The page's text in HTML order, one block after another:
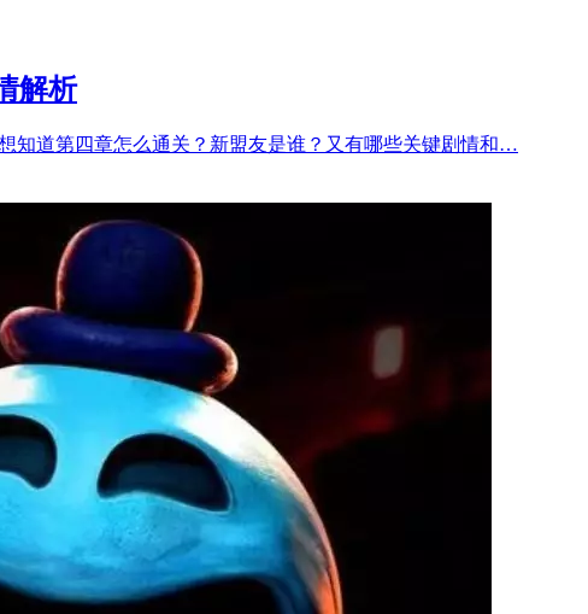
解析
知道第四章怎么通关？新盟友是谁？又有哪些关键剧情和…